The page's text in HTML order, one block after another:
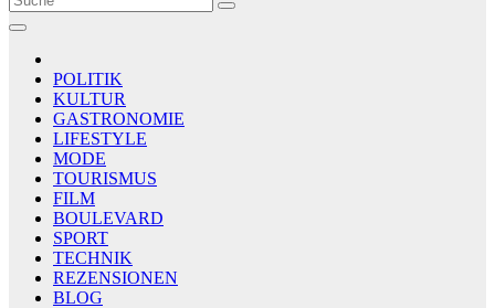
Le Matin
AGENCE DE PRESSE
POLITIK
KULTUR
GASTRONOMIE
LIFESTYLE
MODE
TOURISMUS
FILM
BOULEVARD
SPORT
TECHNIK
REZENSIONEN
BLOG